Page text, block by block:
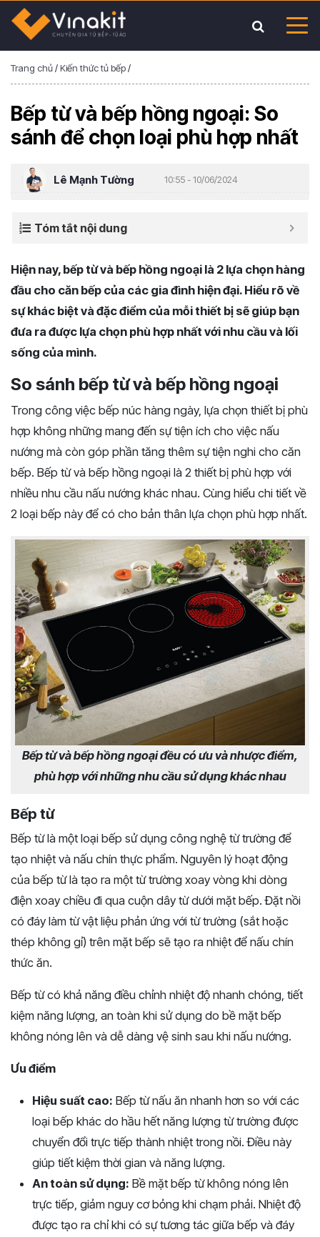
Trang chủ/Kiến thức tủ bếp/
Bếp từ và bếp hồng ngoại: So
sánh để chọn loại phù hợp nhất
Lê Mạnh Tường 10:55 - 10/06/2024
Tóm tắt nội dung
Hiện nay, bếp từ và bếp hồng ngoại là 2 lựa chọn hàng
đầu cho căn bếp của các gia đình hiện đại. Hiểu rõ về
sự khác biệt và đặc điểm của mỗi thiết bị sẽ giúp bạn
đưa ra được lựa chọn phù hợp nhất với nhu cầu và lối
sống của mình.
So sánh bếp từ và bếp hồng ngoại
Trong công việc bếp núc hàng ngày, lựa chọn thiết bị phù
hợp không những mang đến sự tiện ích cho việc nấu
nướng mà còn góp phần tăng thêm sự tiện nghi cho căn
bếp. Bếp từ và bếp hồng ngoại là 2 thiết bị phù hợp với
nhiều nhu cầu nấu nướng khác nhau. Cùng hiểu chi tiết về
2 loại bếp này để có cho bản thân lựa chọn phù hợp nhất.
Bếp từ và bếp hồng ngoại đều có ưu và nhược điểm,
phù hợp với những nhu cầu sử dụng khác nhau
Bếp từ
Bếp từ là một loại bếp sử dụng công nghệ từ trường để
tạo nhiệt và nấu chín thực phẩm. Nguyên lý hoạt động
của bếp từ là tạo ra một từ trường xoay vòng khi dòng
điện xoay chiều đi qua cuộn dây từ dưới mặt bếp. Đặt nồi
có đáy làm từ vật liệu phản ứng với từ trường (sắt hoặc
thép không gỉ) trên mặt bếp sẽ tạo ra nhiệt để nấu chín
thức ăn.
Bếp từ có khả năng điều chỉnh nhiệt độ nhanh chóng, tiết
kiệm năng lượng, an toàn khi sử dụng do bề mặt bếp
không nóng lên và dễ dàng vệ sinh sau khi nấu nướng.
Ưu điểm
Hiệu suất cao: Bếp từ nấu ăn nhanh hơn so với các
loại bếp khác do hầu hết năng lượng từ trường được
chuyển đổi trực tiếp thành nhiệt trong nồi. Điều này
giúp tiết kiệm thời gian và năng lượng.
An toàn sử dụng: Bề mặt bếp từ không nóng lên
trực tiếp, giảm nguy cơ bỏng khi chạm phải. Nhiệt độ
được tạo ra chỉ khi có sự tương tác giữa bếp và đáy